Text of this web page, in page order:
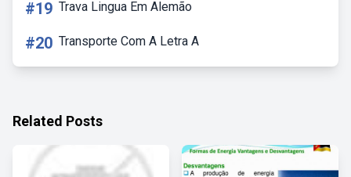
#19 Trava Lingua Em Alemão
#20 Transporte Com A Letra A
Related Posts